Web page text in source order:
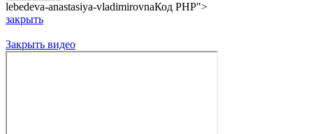
lebedeva-anastasiya-vladimirovnaКод PHP">
закрыть
Закрыть видео